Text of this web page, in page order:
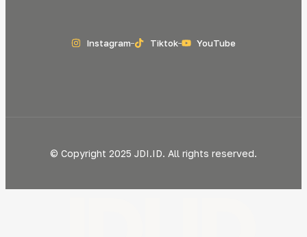
Instagram Tiktok YouTube
© Copyright 2025 JDI.ID. All rights reserved.